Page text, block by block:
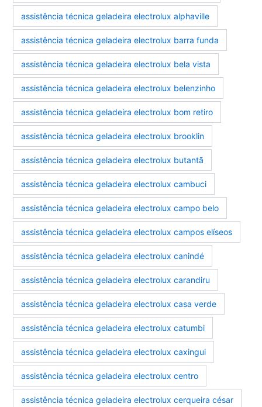
assistência técnica geladeira electrolux alphaville
assistência técnica geladeira electrolux barra funda
assistência técnica geladeira electrolux bela vista
assistência técnica geladeira electrolux belenzinho
assistência técnica geladeira electrolux bom retiro
assistência técnica geladeira electrolux brooklin
assistência técnica geladeira electrolux butantã
assistência técnica geladeira electrolux cambuci
assistência técnica geladeira electrolux campo belo
assistência técnica geladeira electrolux campos elíseos
assistência técnica geladeira electrolux canindé
assistência técnica geladeira electrolux carandiru
assistência técnica geladeira electrolux casa verde
assistência técnica geladeira electrolux catumbi
assistência técnica geladeira electrolux caxingui
assistência técnica geladeira electrolux centro
assistência técnica geladeira electrolux cerqueira césar